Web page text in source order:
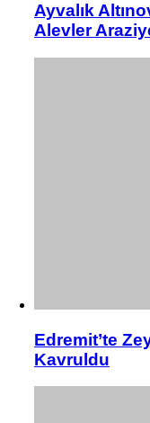
Ayvalık
Alevler
Edremit’te
Kavruldu